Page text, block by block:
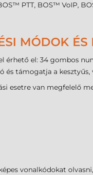
PTT, BOS™ VoIP,
MÓDOK
el: 34 gombos
és támogatja a
esetre van megfelelő
vonalkódokat